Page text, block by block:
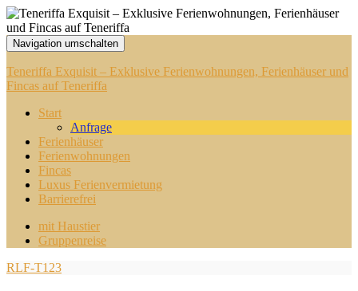
Navigation umschalten
Teneriffa Exquisit – Exklusive Ferienwohnungen, Ferienhäuser und
Fincas auf Teneriffa
Start
Anfrage
Ferienhäuser
Ferienwohnungen
Fincas
Luxus Ferienvermietung
Barrierefrei
mit Haustier
Gruppenreise
RLF-T123